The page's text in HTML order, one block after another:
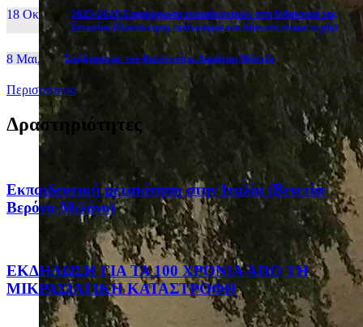
18 Οκτ, 25
2025-2026:Επιμόρφωση εκπαιδευτικών στη διδακτική της
Ιστορίας (Πρόσκληση, πρόγραμμα και δήλωση συμμετοχής)
8 Μαι, 26 Συζήτηση με τον βουλευτή κ. Δημήτρη Μάντζο
Περισσότερα
Δραστηριότητες
Eκπαιδευτική μετακίνηση στην Ιταλία (Βενετία-
Βερόνα-Μιλάνο)
ΕΚΔΗΛΩΣΗ ΓΙΑ ΤΑ 100 ΧΡΟΝΙΑ ΑΠΟ ΤΗ
ΜΙΚΡΑΣΙΑΤΙΚΗ ΚΑΤΑΣΤΡΟΦΗ